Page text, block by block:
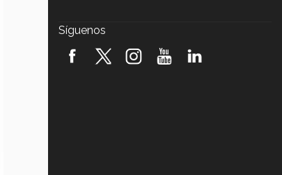
robótica FIRST 2026! (video)
Síguenos